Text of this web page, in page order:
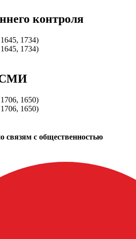
контроля
1734)
1734)
СМИ
1650)
1650)
связям с общественностью